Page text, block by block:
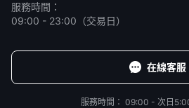
服務時間：
09:00 - 23:00（交易日）
在線客服
服務時間： 09:00 - 次日